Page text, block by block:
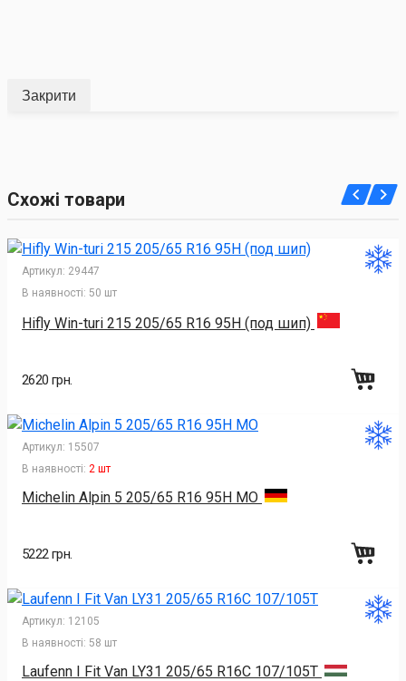
Закрити
Схожі товари
Артикул: 29447
В наявності: 50 шт
Hifly Win-turi 215 205/65 R16 95H (под шип)
2620 грн.
Артикул: 15507
В наявності: 2 шт
Michelin Alpin 5 205/65 R16 95H MO
5222 грн.
Артикул: 12105
В наявності: 58 шт
Laufenn I Fit Van LY31 205/65 R16C 107/105T